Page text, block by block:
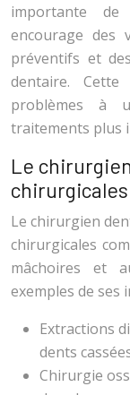
importante
encourage des
préventifs et
dentaire.
problèmes à
traitements plus
Le
Le chirurgien
chirurgicales
mâchoires et
exemples de ses
Extractions
dents
Chirurgie